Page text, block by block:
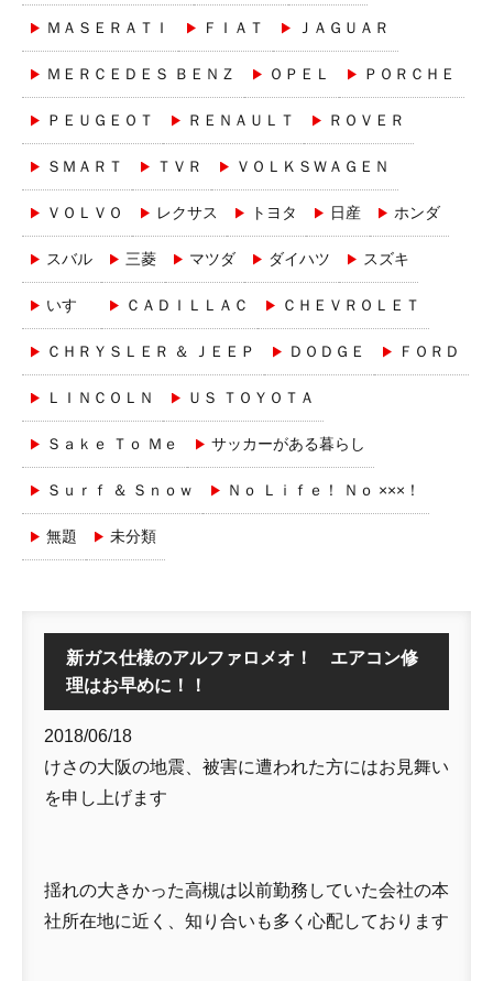
ＭＡＳＥＲＡＴＩ ＦＩＡＴ ＪＡＧＵＡＲ
ＭＥＲＣＥＤＥＳ ＢＥＮＺ ＯＰＥＬ ＰＯＲＣＨＥ
ＰＥＵＧＥＯＴ ＲＥＮＡＵＬＴ ＲＯＶＥＲ
ＳＭＡＲＴ ＴＶＲ ＶＯＬＫＳＷＡＧＥＮ
ＶＯＬＶＯ レクサス トヨタ 日産 ホンダ
スバル 三菱 マツダ ダイハツ スズキ
いすゞ ＣＡＤＩＬＬＡＣ ＣＨＥＶＲＯＬＥＴ
ＣＨＲＹＳＬＥＲ ＆ ＪＥＥＰ ＤＯＤＧＥ ＦＯＲＤ
ＬＩＮＣＯＬＮ ＵＳ ＴＯＹＯＴＡ
Ｓａｋｅ Ｔｏ Ｍｅ サッカーがある暮らし
Ｓｕｒｆ ＆ Ｓｎｏｗ Ｎｏ Ｌｉｆｅ！ Ｎｏ ×××！
無題 未分類
新ガス仕様のアルファロメオ！ エアコン修
理はお早めに！！
2018/06/18
けさの大阪の地震、被害に遭われた方にはお見舞い
を申し上げます
揺れの大きかった高槻は以前勤務していた会社の本
社所在地に近く、知り合いも多く心配しております